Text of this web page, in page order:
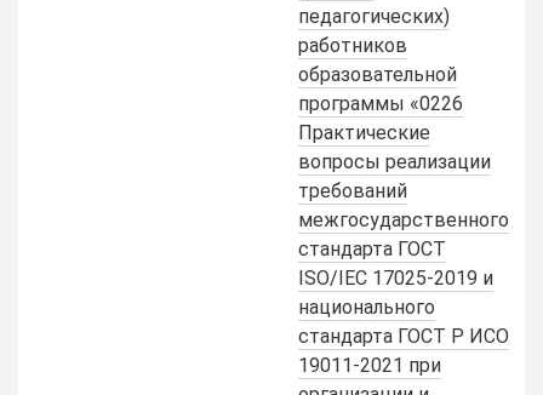
педагогических)
работников
образовательной
программы «0226
Практические
вопросы реализации
требований
межгосударственного
стандарта ГОСТ
ISO/IEC 17025-2019 и
национального
стандарта ГОСТ Р ИСО
19011-2021 при